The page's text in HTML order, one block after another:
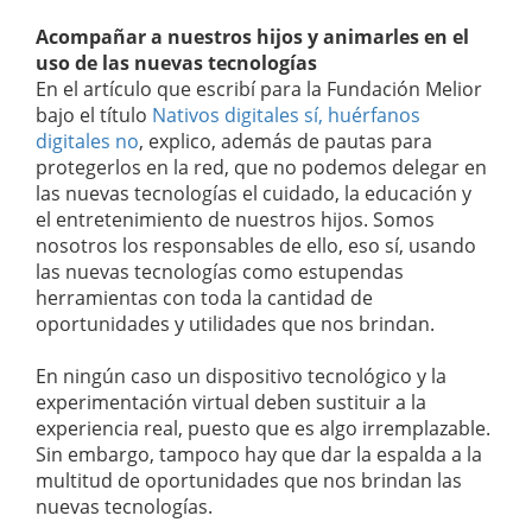
Acompañar a nuestros hijos y animarles en el
uso de las nuevas tecnologías
En el artículo que escribí para la Fundación Melior
bajo el título Nativos digitales sí, huérfanos
digitales no, explico, además de pautas para
protegerlos en la red, que no podemos delegar en
las nuevas tecnologías el cuidado, la educación y
el entretenimiento de nuestros hijos. Somos
nosotros los responsables de ello, eso sí, usando
las nuevas tecnologías como estupendas
herramientas con toda la cantidad de
oportunidades y utilidades que nos brindan.
En ningún caso un dispositivo tecnológico y la
experimentación virtual deben sustituir a la
experiencia real, puesto que es algo irremplazable.
Sin embargo, tampoco hay que dar la espalda a la
multitud de oportunidades que nos brindan las
nuevas tecnologías.